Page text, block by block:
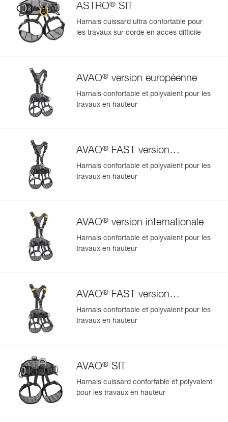
ASTRO® SIT
Harnais cuissard ultra confortable pour
les travaux sur corde en accès difficile
AVAO® version européenne
Harnais confortable et polyvalent pour les
travaux en hauteur
AVAO® FAST version
européenne
Harnais confortable et polyvalent pour les
travaux en hauteur
AVAO® version internationale
Harnais confortable et polyvalent pour les
travaux en hauteur
AVAO® FAST version
internationale
Harnais confortable et polyvalent pour les
travaux en hauteur
AVAO® SIT
Harnais cuissard confortable et polyvalent
pour les travaux en hauteur